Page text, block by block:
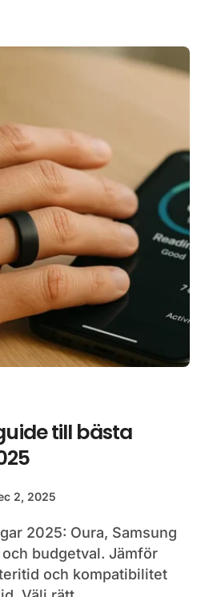
till bästa
2, 2025
och budgetval. Jämför
och kompatibilitet